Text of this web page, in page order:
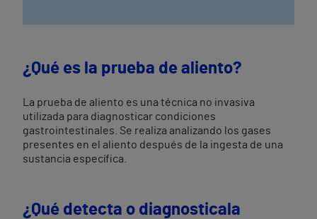
¿Qué es la prueba de aliento?
La prueba de aliento es una técnica no invasiva
utilizada para diagnosticar condiciones
gastrointestinales. Se realiza analizando los gases
presentes en el aliento después de la ingesta de una
sustancia específica.
¿Qué detecta o diagnosticala